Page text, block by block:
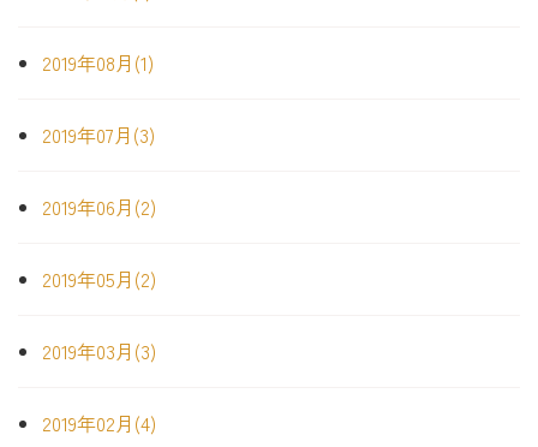
2019年08月(1)
2019年07月(3)
2019年06月(2)
2019年05月(2)
2019年03月(3)
2019年02月(4)